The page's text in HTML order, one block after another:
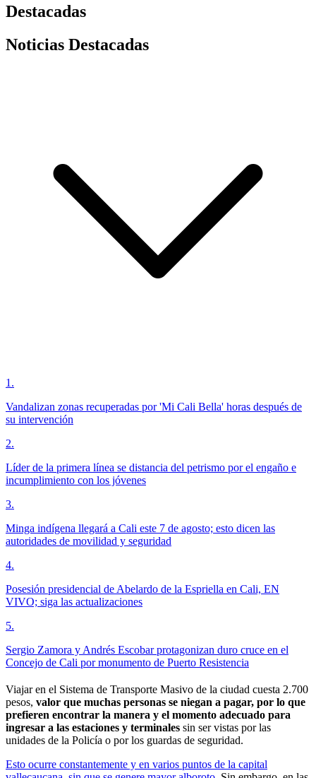
Destacadas
Noticias Destacadas
1 .
Vandalizan zonas recuperadas por 'Mi Cali Bella' horas después de
su intervención
2.
Líder de la primera línea se distancia del petrismo por el engaño e
incumplimiento con los jóvenes
3.
Minga indígena llegará a Cali este 7 de agosto; esto dicen las
autoridades de movilidad y seguridad
4.
Posesión presidencial de Abelardo de la Espriella en Cali, EN
VIVO; siga las actualizaciones
5.
Sergio Zamora y Andrés Escobar protagonizan duro cruce en el
Concejo de Cali por monumento de Puerto Resistencia
Viajar en el Sistema de Transporte Masivo de la ciudad cuesta 2.700
pesos, valor que muchas personas se niegan a pagar, por lo que
prefieren encontrar la manera y el momento adecuado para
ingresar a las estaciones y terminales sin ser vistas por las
unidades de la Policía o por los guardas de seguridad.
Esto ocurre constantemente y en varios puntos de la capital